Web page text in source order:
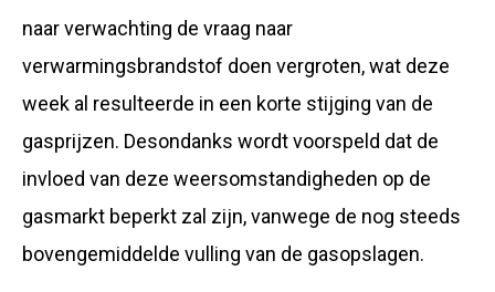
naar verwachting de vraag naar
verwarmingsbrandstof doen vergroten, wat deze
week al resulteerde in een korte stijging van de
gasprijzen. Desondanks wordt voorspeld dat de
invloed van deze weersomstandigheden op de
gasmarkt beperkt zal zijn, vanwege de nog steeds
bovengemiddelde vulling van de gasopslagen.